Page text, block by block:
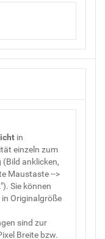
in
einzeln zum
anklicken,
Maustaste -->
Sie können
in Originalgröße
sind zur
Breite bzw.